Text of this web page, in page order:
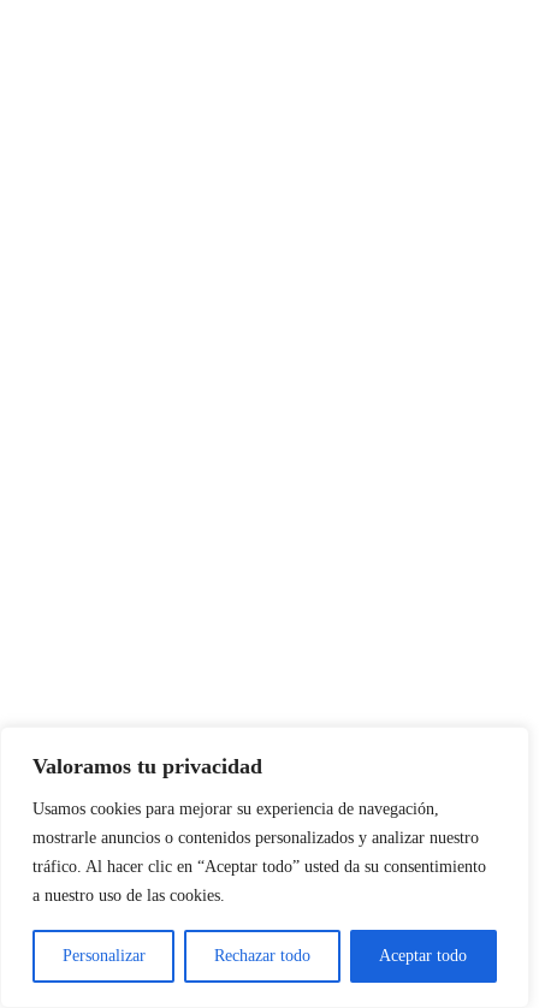
Valoramos tu privacidad
Usamos cookies para mejorar su experiencia de navegación,
mostrarle anuncios o contenidos personalizados y analizar nuestro
tráfico. Al hacer clic en “Aceptar todo” usted da su consentimiento
a nuestro uso de las cookies.
Personalizar Rechazar todo Aceptar todo